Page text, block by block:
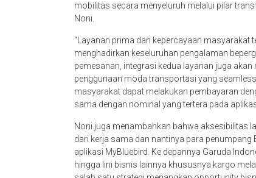
mobilitas secara menyeluruh melalui pilar
Noni.
“Layanan prima dan kepercayaan masyarakat
menghadirkan keseluruhan pengalaman
pemesanan, integrasi kedua layanan juga
penggunaan moda transportasi yang
masyarakat dapat melakukan pembayaran
sama dengan nominal yang tertera pada
Noni juga menambahkan bahwa aksesibilitas
dari kerja sama dan nantinya para
aplikasi MyBluebird. Ke depannya Garuda
hingga lini bisnis lainnya khususnya kargo